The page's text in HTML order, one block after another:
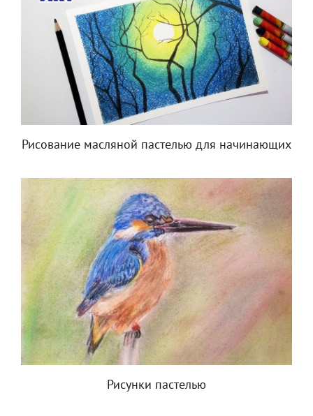
Рисование масляной пастелью для начинающих
Рисунки пастелью